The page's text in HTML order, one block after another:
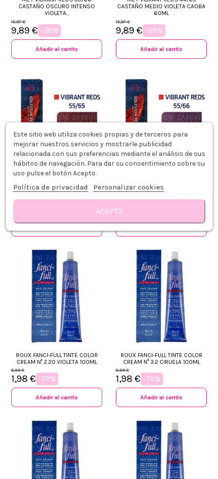
CASTAÑO OSCURO INTENSO
VIOLETA...
15,97 €
9,89 € -38%
Añadir al carrito
CASTAÑO MEDIO VIOLETA CAOBA
60ML
15,97 €
9,89 € -38%
Añadir al carrito
WELLA TINTE KOLESTON PERFECT
VIBRANT REDS 55/65 CASTAÑO
CLARO VIOLETA CAOBA 60ML
15,97 €
VIBRANT REDS 55/66 CASTAÑO
CLARO VIOLETA INTENSO 60ML
15,97 €
9,89 €
ROUX FANCI-FULL TINTE COLOR
CREAM N° 2.20 VIOLETA 100ML
6,99 €
1,98 € -72%
Añadir al carrito
ROUX FANCI-FULL TINTE COLOR
CREAM N° 3.2 CIRUELA 100ML
6,99 €
1,98 € -72%
Añadir al carrito
Este sitio web utiliza cookies propias y de terceros para
mejorar nuestros servicios y mostrarle publicidad
relacionada con sus preferencias mediante el análisis de sus
hábitos de navegación. Para dar su consentimiento sobre su
uso pulse el botón Acepto.
Política de privacidad Personalizar cookies
ACEPTO